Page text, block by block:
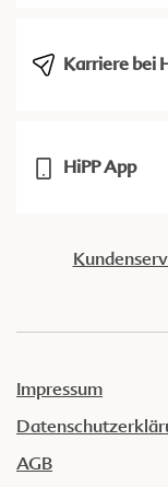
Karriere bei
HiPP App
Impressum
AGB